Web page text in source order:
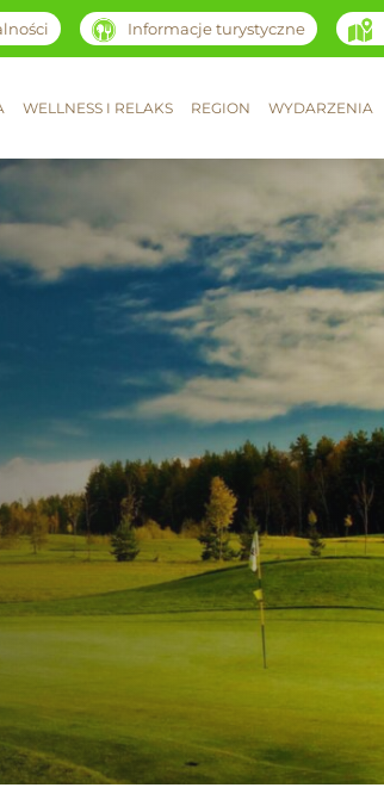
Informacje turystyczne
WELLNESS I RELAKS REGION WYDARZENIA